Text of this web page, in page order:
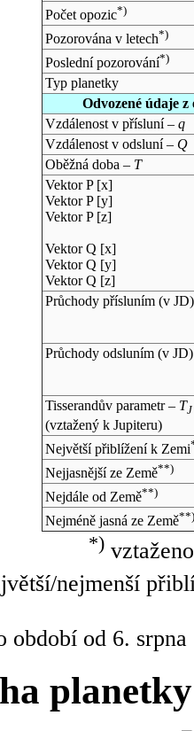
Počet opozic*)
Pozorována v letech*)
Poslední pozorování*)
Typ planetky
Odvozené údaje
Vzdálenost v přísluní – q
Vzdálenost v odsluní – Q
Oběžná doba – T
Vektor P [x]
Vektor P [y]
Vektor P [z]
Vektor Q [x]
Vektor Q [y]
Vektor Q [z]
Průchody přísluním (v JD)
Průchody odsluním (v JD)
Tisserandův parametr – TJ
(vztažený k Jupiteru)
Největší přiblížení k Zemi
Nejjasnější ze Země**)
Nejdále od Země**)
Nejméně jasná ze Země**)
*)
nejmenší
období od 6.